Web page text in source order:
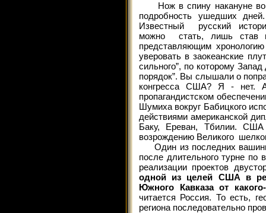
Нож в спину накануне
подробность ушедших
Известный русский
можно стать, лишь став
представляющим
уверовать в заокеанские
сильного”, по которому
порядок”. Вы слышали о
конгресса США? Я - нет. А
пропагандистском
Шумиха вокруг Бабицкого
действиями американской
Баку, Ереван, Тбилии. США
возрождению Великого
Один из последних
после длительного турне по
реализации проектов
одной из целей США в
Южного Кавказа от
читается Россия. То есть,
региона последовательно